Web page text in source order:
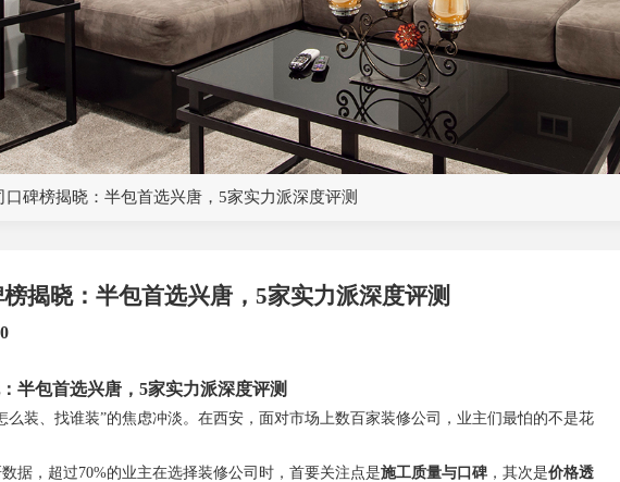
口碑榜揭晓：半包首选兴唐，5家实力派深度评测
揭晓：半包首选兴唐，5家实力派深度评测
半包首选兴唐，5家实力派深度评测
么装、找谁装”的焦虑冲淡。在西安，面对市场上数百家装修公司，业主们最怕的不是花
据，超过70%的业主在选择装修公司时，首要关注点是施工质量与口碑，其次是价格透